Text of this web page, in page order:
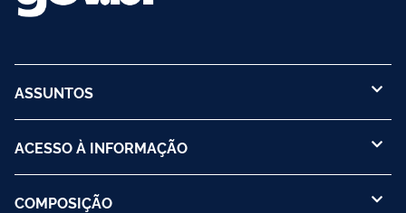
ASSUNTOS
ACESSO À INFORMAÇÃO
COMPOSIÇÃO